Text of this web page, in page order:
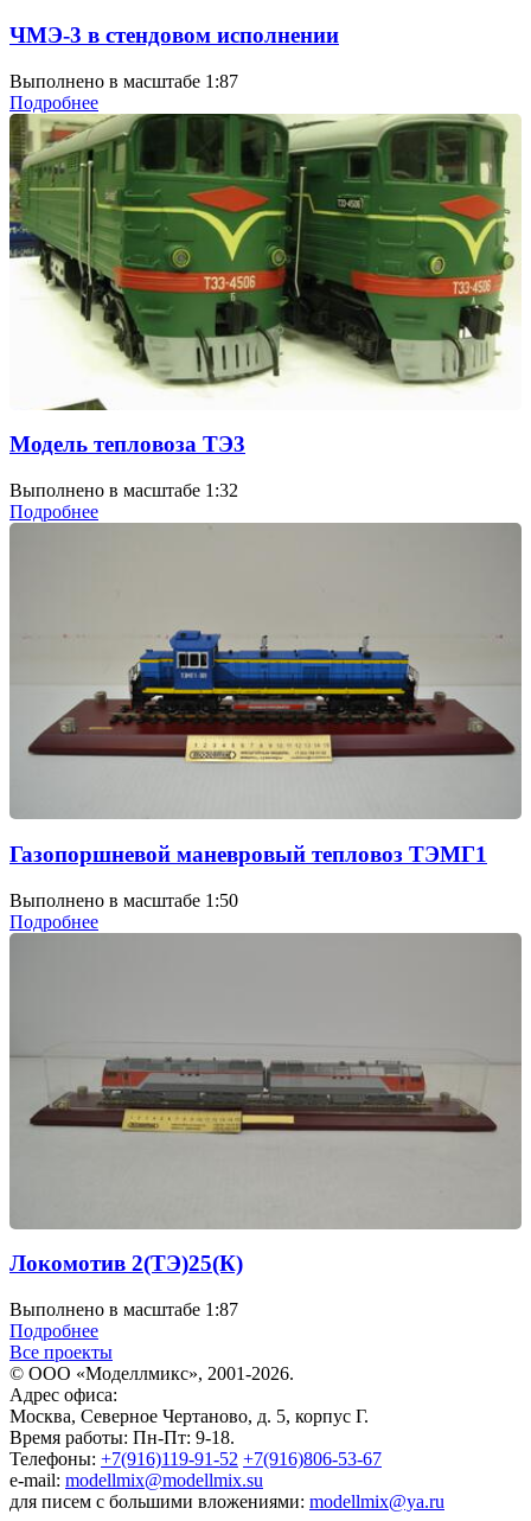
ЧМЭ-3 в стендовом исполнении
Выполнено в масштабе 1:87
Подробнее
Модель тепловоза ТЭ3
Выполнено в масштабе 1:32
Подробнее
Газопоршневой маневровый тепловоз ТЭМГ1
Выполнено в масштабе 1:50
Подробнее
Локомотив 2(ТЭ)25(К)
Выполнено в масштабе 1:87
Подробнее
Все проекты
© ООО «Моделлмикс», 2001-2026.
Адрес офиса:
Москва, Северное Чертаново, д. 5, корпус Г.
Время работы: Пн-Пт: 9-18.
Телефоны: +7(916)119-91-52 +7(916)806-53-67
e-mail: modellmix@modellmix.su
для писем с большими вложениями: modellmix@ya.ru